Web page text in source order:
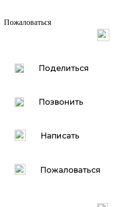
Пожаловаться
Поделиться
Позвонить
Написать
Пожаловаться